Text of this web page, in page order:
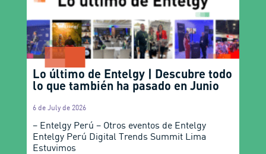
Lo último de Entelgy | Descubre todo
lo que también ha pasado en Junio
6 de July de 2026
– Entelgy Perú – Otros eventos de Entelgy
Entelgy Perú Digital Trends Summit Lima
Estuvimos